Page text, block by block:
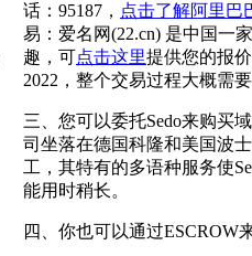
话：95187， 点击了解阿里巴
易：爱名网(22.cn) 是中国一
趣，可点击这里提供您的报
2022，整个交易过程大概需
三、您可以委托Sedo来购买
司坐落在德国科隆和美国波
工，其特有的多语种服务使
能用时稍长。
四、你也可以通过ESCROW